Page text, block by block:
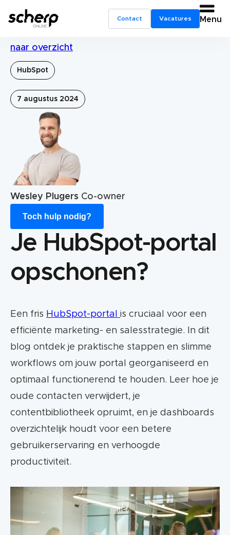
Contact Vacatures Menu
naar overzicht
HubSpot
7 augustus 2024
Wesley Plugers Co-owner
Toch hulp nodig?
Je HubSpot-portal
opschonen?
Een fris HubSpot-portal is cruciaal voor een
efficiënte marketing- en salesstrategie. In dit
blog ontdek je praktische stappen en slimme
workflows om jouw portal georganiseerd en
optimaal functionerend te houden. Leer hoe je
oude contacten verwijdert, je
contentbibliotheek opruimt, en je dashboards
overzichtelijk houdt voor een betere
gebruikerservaring en verhoogde
productiviteit.